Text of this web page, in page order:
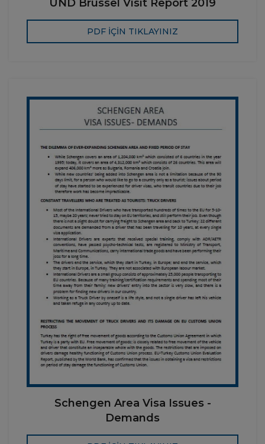
UND Brussel Visit Report 2019
PDF İÇİN TIKLAYINIZ
Schengen Area Visa Issues -
Demands